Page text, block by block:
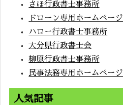
さほ行政書士事務所
ドローン専用ホームページ
ハロー行政書士事務所
大分県行政書士会
柳原行政書士事務所
民事法務専用ホームページ
人気記事